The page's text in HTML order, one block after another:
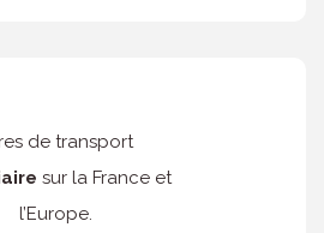
de transport
sur la France et
l’Europe.